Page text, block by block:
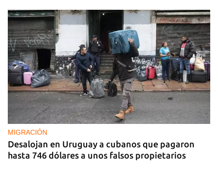
MIGRACIÓN
Desalojan en Uruguay a cubanos que pagaron
hasta 746 dólares a unos falsos propietarios